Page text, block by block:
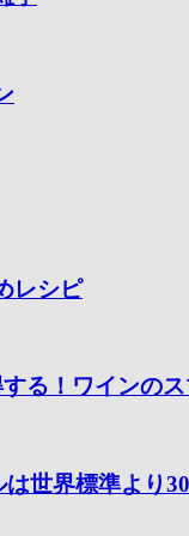
レシピ
る！ワインの
世界標準より